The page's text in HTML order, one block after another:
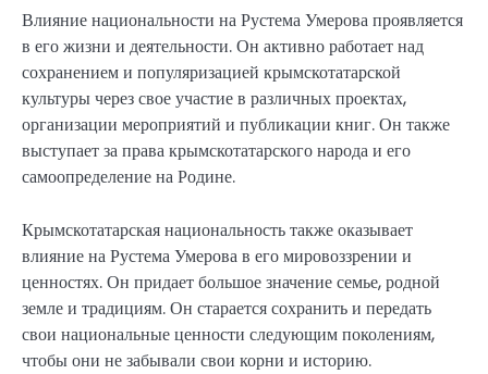
Влияние национальности на Рустема Умерова проявляется
в его жизни и деятельности. Он активно работает над
сохранением и популяризацией крымскотатарской
культуры через свое участие в различных проектах,
организации мероприятий и публикации книг. Он также
выступает за права крымскотатарского народа и его
самоопределение на Родине.
Крымскотатарская национальность также оказывает
влияние на Рустема Умерова в его мировоззрении и
ценностях. Он придает большое значение семье, родной
земле и традициям. Он старается сохранить и передать
свои национальные ценности следующим поколениям,
чтобы они не забывали свои корни и историю.